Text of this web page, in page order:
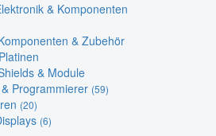
& Komponenten
& Zubehör
& Module
Programmierer (59)
(20)
(6)